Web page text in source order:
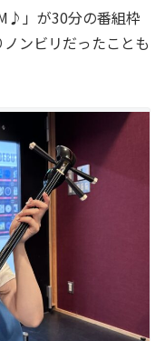
」が30分の番組枠
ンビリだったことも